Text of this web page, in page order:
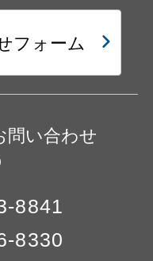
フォーム
問い合わせ
8841
8330